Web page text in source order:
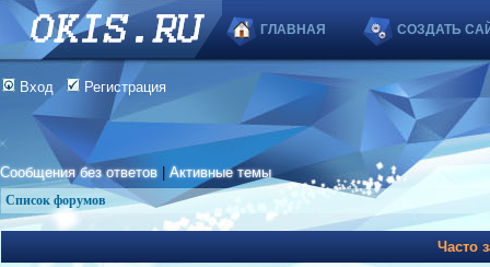
ГЛАВНАЯ СОЗДАТЬ
Вход Регистрация
Сообщения без ответов |Активные темы
Список форумов
Часто